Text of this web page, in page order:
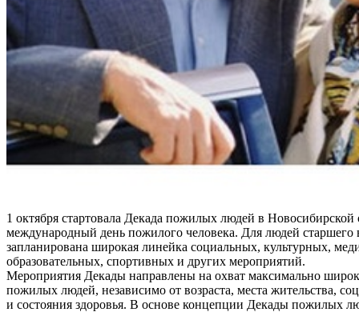
1 октября стартовала Декада пожилых людей в Новосибирской
международный день пожилого человека. Для людей старшего
запланирована широкая линейка социальных, культурных,
образовательных, спортивных и других мероприятий.
Мероприятия Декады направлены на охват максимально
пожилых людей, независимо от возраста, места жительства,
и состояния здоровья. В основе концепции Декады пожилых